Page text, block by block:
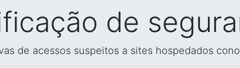
de
de acessos suspeitos a sites hospedados